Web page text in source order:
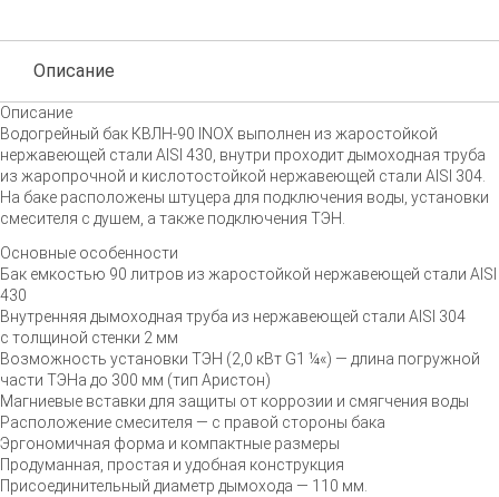
Описание
Описание
Водогрейный бак КВЛН-90 INOX выполнен из жаростойкой
нержавеющей стали AISI 430, внутри проходит дымоходная труба
из жаропрочной и кислотостойкой нержавеющей стали AISI 304.
На баке расположены штуцера для подключения воды, установки
смесителя с душем, а также подключения ТЭН.
Основные особенности
Бак емкостью 90 литров из жаростойкой нержавеющей стали AISI
430
Внутренняя дымоходная труба из нержавеющей стали AISI 304
с толщиной стенки 2 мм
Возможность установки ТЭН (2,0 кВт G1 ¼«) — длина погружной
части ТЭНа до 300 мм (тип Аристон)
Магниевые вставки для защиты от коррозии и смягчения воды
Расположение смесителя — с правой стороны бака
Эргономичная форма и компактные размеры
Продуманная, простая и удобная конструкция
Присоединительный диаметр дымохода — 110 мм.